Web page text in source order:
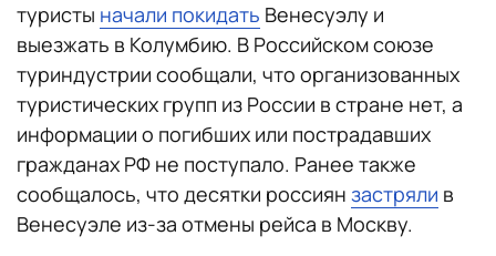
туристы начали покидать Венесуэлу и
выезжать в Колумбию. В Российском союзе
туриндустрии сообщали, что организованных
туристических групп из России в стране нет, а
информации о погибших или пострадавших
гражданах РФ не поступало. Ранее также
сообщалось, что десятки россиян застряли в
Венесуэле из-за отмены рейса в Москву.